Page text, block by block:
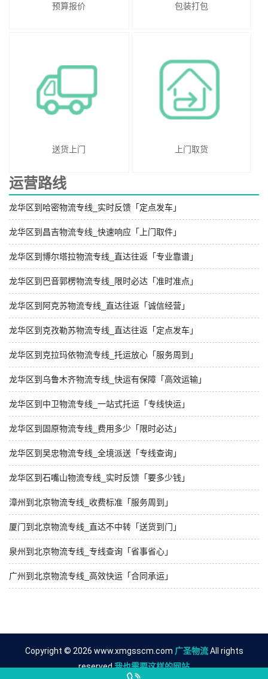
预算报价 包装打包
送货上门 上门取货
运营路线
龙华区到哈密物流专线_实时反馈「定点发车」
龙华区到昌吉物流专线_快速响应「上门取件」
龙华区到博尔塔拉物流专线_直达往返「专业靠谱」
龙华区到巴音郭楞物流专线_限时必达「准时准点」
龙华区到阿克苏物流专线_直达往返「诚信经营」
龙华区到克孜勒苏物流专线_直达往返「定点发车」
龙华区到克拉玛依物流专线_托运放心「服务周到」
龙华区到乌鲁木齐物流专线_快运有保障「高效运输」
龙华区到中卫物流专线_一站式托运「专线快运」
龙华区到固原物流专线_费用多少「限时必达」
龙华区到吴忠物流专线_全境派送「专线查询」
龙华区到石嘴山物流专线_实时反馈「要多少钱」
漳州到北京物流专线_收费标准「服务周到」
厦门到北京物流专线_直达不中转「送货到门」
泉州到北京物流专线_专线查询「省事省心」
广州到北京物流专线_高效快运「合同承运」
Copyright © 2026 www.xmgsscm.com 广圣物流All rights
reserved.我也需要这样的网站